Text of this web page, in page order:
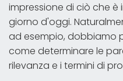
impressione di ciò che è
giorno d'oggi.
ad esempio, dobbiamo
come determinare le
rilevanza e i termini di